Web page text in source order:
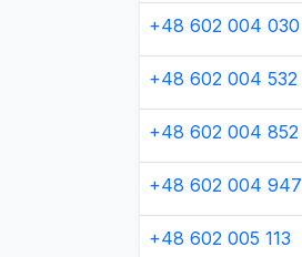
+48 602 004 030
+48 602 004 532
+48 602 004 852
+48 602 004 947
+48 602 005 113